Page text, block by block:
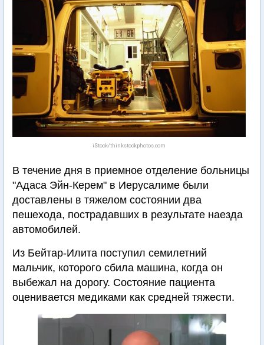
iStock/thinkstockphotos.com
В течение дня в приемное отделение больницы
"Адаса Эйн-Керем" в Иерусалиме были
доставлены в тяжелом состоянии два
пешехода, пострадавших в результате наезда
автомобилей.
Из Бейтар-Илита поступил семилетний
мальчик, которого сбила машина, когда он
выбежал на дорогу. Состояние пациента
оценивается медиками как средней тяжести.